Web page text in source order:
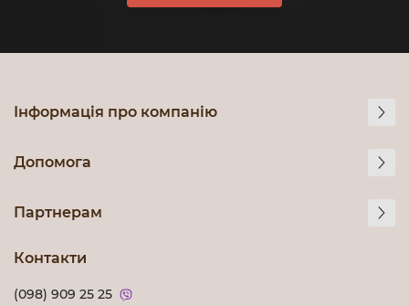
Інформація про компанію
Допомога
Партнерам
Контакти
(098) 909 25 25